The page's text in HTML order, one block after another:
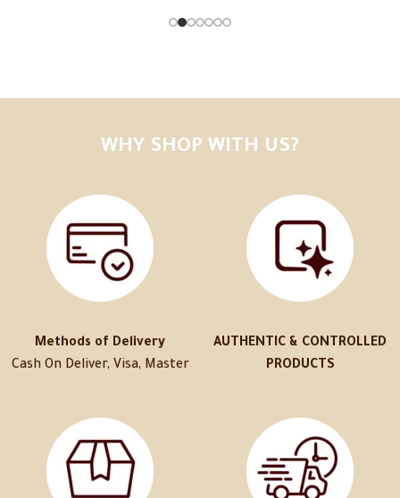
WHY SHOP WITH US?
Methods of Delivery
Cash On Deliver, Visa, Master
AUTHENTIC & CONTROLLED
PRODUCTS